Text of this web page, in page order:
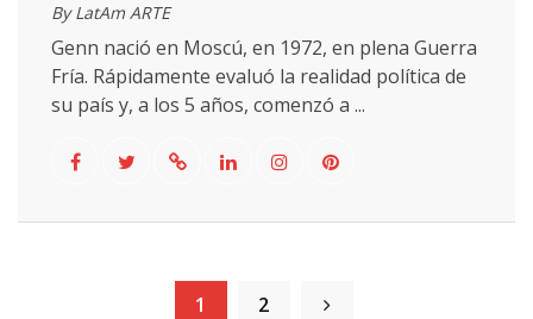
By LatAm ARTE
Genn nació en Moscú, en 1972, en plena Guerra
Fría. Rápidamente evaluó la realidad política de
su país y, a los 5 años, comenzó a ...
1 2